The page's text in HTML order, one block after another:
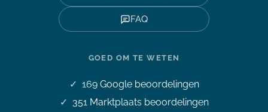
FAQ
GOED OM TE WETEN
169Google beoordelingen
351Marktplaats beoordelingen